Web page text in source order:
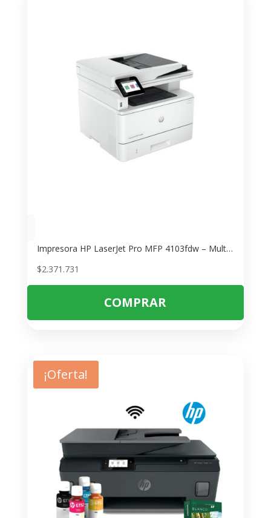
Impresora HP LaserJet Pro MFP 4103fdw – Multifuncional con WiFi y Escáner
$2.371.731
COMPRAR
¡Oferta!